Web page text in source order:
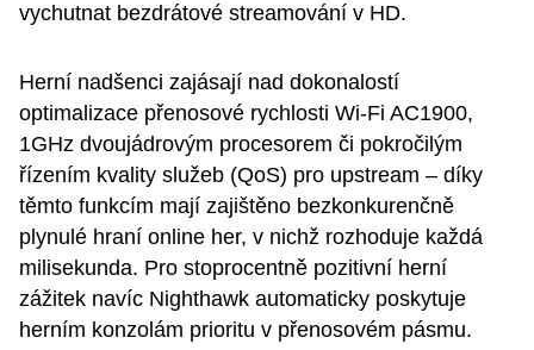
vychutnat bezdrátové streamování v HD.
Herní nadšenci zajásají nad dokonalostí
optimalizace přenosové rychlosti Wi-Fi AC1900,
1GHz dvoujádrovým procesorem či pokročilým
řízením kvality služeb (QoS) pro upstream – díky
těmto funkcím mají zajištěno bezkonkurenčně
plynulé hraní online her, v nichž rozhoduje každá
milisekunda. Pro stoprocentně pozitivní herní
zážitek navíc Nighthawk automaticky poskytuje
herním konzolám prioritu v přenosovém pásmu.